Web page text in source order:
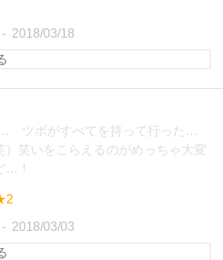
2018/03/18
ツボがすべてを持って行った…
笑いをこらえるのがめっちゃ大変
…！
2018/03/03